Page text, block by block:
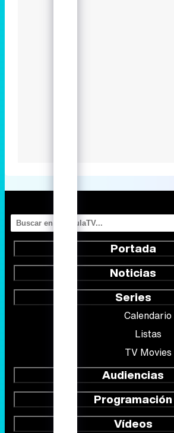
Portada
Noticias
Series
Calendario
Listas
TV Movies
Audiencias
Programación
Vídeos